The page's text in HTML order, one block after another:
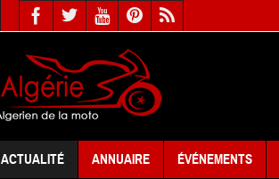
ACTUALITÉ ANNUAIRE ÉVÉNEMENTS